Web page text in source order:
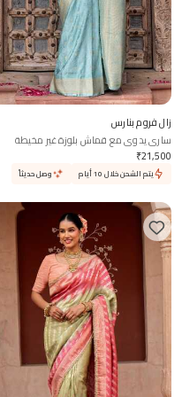
زال فروم بنارس
ساري يدوي مع قماش بلوزة غير مخيطة
₹21,500
يتم الشحن خلال 10 أيام وصل حديثاً